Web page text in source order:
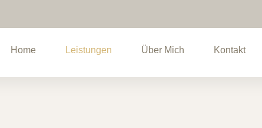
Home Leistungen Über Mich Kontakt